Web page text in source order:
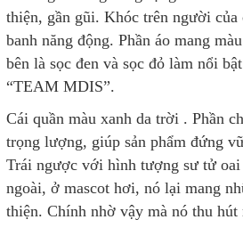
thiện, gần gũi. Khóc trên người
banh năng động. Phần áo mang
bên là sọc đen và sọc đỏ làm nổi
“TEAM MDIS”.
Cái quần màu xanh da trời . Phần
trọng lượng, giúp sản phẩm đứng
Trái ngược với hình tượng sư tử oai
ngoài, ở mascot hơi, nó lại mang
thiện. Chính nhờ vậy mà nó thu